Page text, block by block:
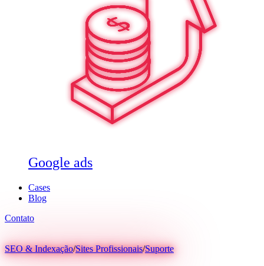
Google ads
Cases
Blog
Contato
SEO & Indexação/Sites Profissionais/Suporte